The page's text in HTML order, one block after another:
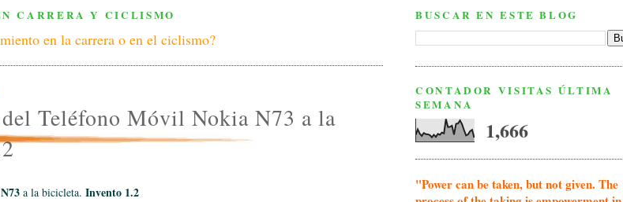
CARRERA Y CICLISMO
en la carrera o en el ciclismo?
Teléfono Móvil Nokia N73 a la
a la bicicleta. Invento 1.2
BUSCAR EN ESTE BLOG
CONTADOR VISITAS ÚLTIMA
SEMANA
1,666
"Power can be taken, but not given. The